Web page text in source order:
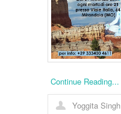
Continue Reading...
Yoggita Singh